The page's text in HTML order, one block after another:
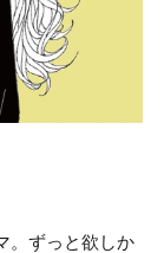
。ずっと欲しか